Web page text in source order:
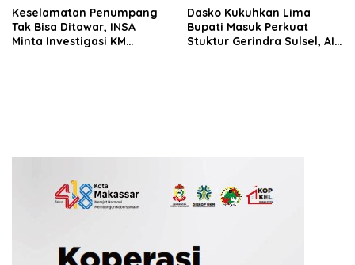
Keselamatan Penumpang
Tak Bisa Ditawar, INSA
Minta Investigasi KM
Dasko Kukuhkan Lima
Bupati Masuk Perkuat
Stuktur Gerindra Sulsel, AIA